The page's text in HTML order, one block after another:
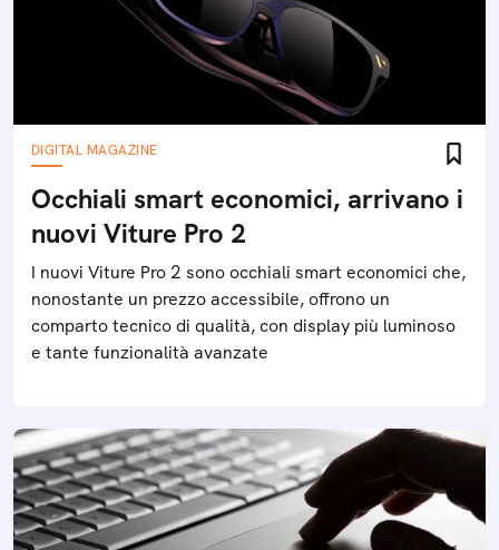
DIGITAL MAGAZINE
Occhiali smart economici, arrivano i
nuovi Viture Pro 2
I nuovi Viture Pro 2 sono occhiali smart economici che,
nonostante un prezzo accessibile, offrono un
comparto tecnico di qualità, con display più luminoso
e tante funzionalità avanzate